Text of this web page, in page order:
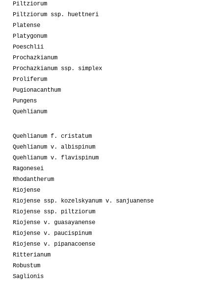
Piltziorum
Piltziorum ssp. huettneri
Platense
Platygonum
Poeschlii
Prochazkianum
Prochazkianum ssp. simplex
Proliferum
Pugionacanthum
Pungens
Quehlianum
Quehlianum f. cristatum
Quehlianum v. albispinum
Quehlianum v. flavispinum
Ragonesei
Rhodantherum
Riojense
Riojense ssp. kozelskyanum v. sanjuanense
Riojense ssp. piltziorum
Riojense v. guasayanense
Riojense v. paucispinum
Riojense v. pipanacoense
Ritterianum
Robustum
Saglionis